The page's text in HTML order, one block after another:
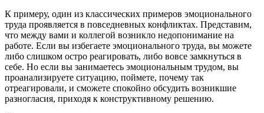
К примеру, один из классических примеров эмоционального
труда проявляется в повседневных конфликтах. Представим,
что между вами и коллегой возникло недопонимание на
работе. Если вы избегаете эмоционального труда, вы можете
либо слишком остро реагировать, либо вовсе замкнуться в
себе. Но если вы занимаетесь эмоциональным трудом, вы
проанализируете ситуацию, поймете, почему так
отреагировали, и сможете спокойно обсудить возникшие
разногласия, приходя к конструктивному решению.